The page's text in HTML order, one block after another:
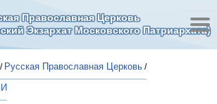
Православная Церковь
Экзархат Московского Патриархата)
/ Русская Православная Церковь /